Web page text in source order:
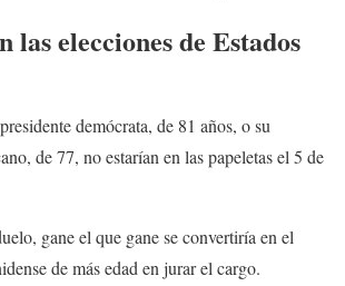
las elecciones de Estados
demócrata, de 81 años, o su
de 77, no estarían en las papeletas el 5 de
gane el que gane se convertiría en el
de más edad en jurar el cargo.